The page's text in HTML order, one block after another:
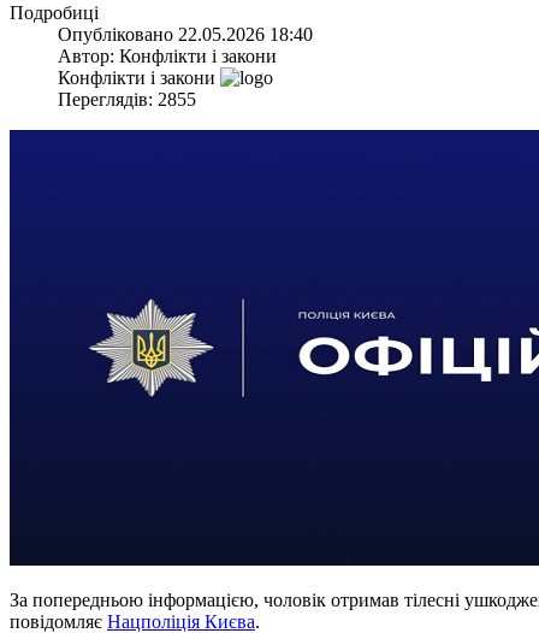
Подробиці
Опубліковано 22.05.2026 18:40
Автор: Конфлікти і закони
Конфлікти і закони
Переглядів: 2855
За попередньою інформацією, чоловік отримав тілесні
повідомляє Нацполіція Києва.